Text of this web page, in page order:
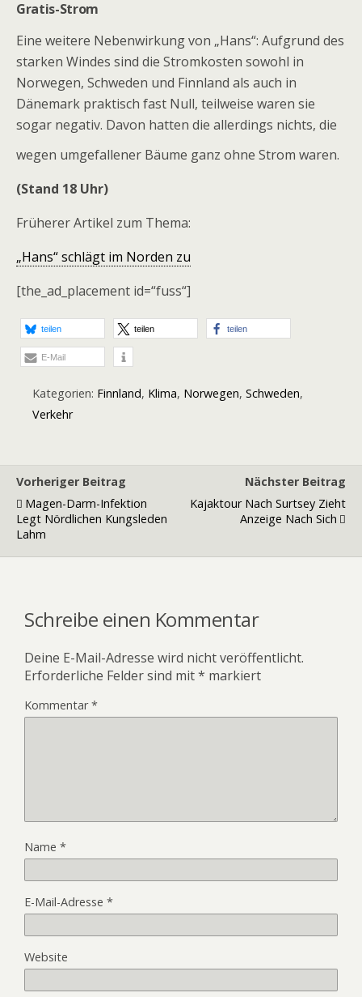
Gratis-Strom
Eine weitere Nebenwirkung von „Hans“: Aufgrund des
starken Windes sind die Stromkosten sowohl in
Norwegen, Schweden und Finnland als auch in
Dänemark praktisch fast Null, teilweise waren sie
sogar negativ. Davon hatten die allerdings nichts, die
wegen umgefallener Bäume ganz ohne Strom waren.
(Stand 18 Uhr)
Früherer Artikel zum Thema:
„Hans“ schlägt im Norden zu
[the_ad_placement id=“fuss“]
teilen teilen teilen
E-Mail
Kategorien: Finnland, Klima, Norwegen, Schweden,
Verkehr
Vorheriger Beitrag
Magen-Darm-Infektion
Legt Nördlichen Kungsleden
Lahm
Nächster Beitrag
Kajaktour Nach Surtsey Zieht
Anzeige Nach Sich
Schreibe einen Kommentar
Deine E-Mail-Adresse wird nicht veröffentlicht.
Erforderliche Felder sind mit* markiert
Kommentar*
Name *
E-Mail-Adresse *
Website